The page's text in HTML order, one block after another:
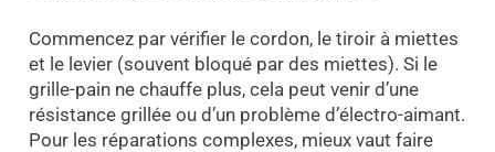
Commencez par vérifier le cordon, le tiroir à miettes
et le levier (souvent bloqué par des miettes). Si le
grille-pain ne chauffe plus, cela peut venir d’une
résistance grillée ou d’un problème d’électro-aimant.
Pour les réparations complexes, mieux vaut faire